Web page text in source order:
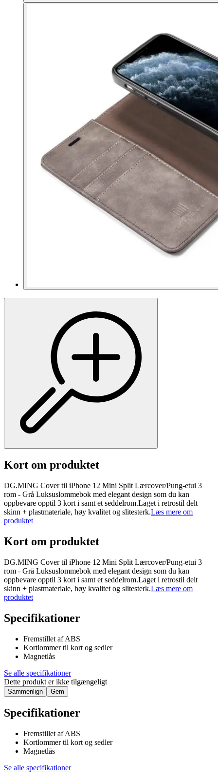
Kort om produktet
DG.MING Cover til iPhone 12 Mini Split Lærcover/Pung-etui 3
rom - Grå Luksuslommebok med elegant design som du kan
oppbevare opptil 3 kort i samt et seddelrom.Laget i retrostil delt
skinn + plastmateriale, høy kvalitet og slitesterk.Læs mere om
produktet
Kort om produktet
DG.MING Cover til iPhone 12 Mini Split Lærcover/Pung-etui 3
rom - Grå Luksuslommebok med elegant design som du kan
oppbevare opptil 3 kort i samt et seddelrom.Laget i retrostil delt
skinn + plastmateriale, høy kvalitet og slitesterk.Læs mere om
produktet
Specifikationer
Fremstillet af ABS
Kortlommer til kort og sedler
Magnetlås
Se alle specifikationer
Dette produkt er ikke tilgængeligt
Sammenlign Gem
Specifikationer
Fremstillet af ABS
Kortlommer til kort og sedler
Magnetlås
Se alle specifikationer